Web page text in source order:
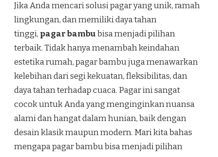
Jika Anda mencari solusi pagar yang unik, ramah
lingkungan, dan memiliki daya tahan
tinggi, pagar bambubisa menjadi pilihan
terbaik. Tidak hanya menambah keindahan
estetika rumah, pagar bambu juga menawarkan
kelebihan dari segi kekuatan, fleksibilitas, dan
daya tahan terhadap cuaca. Pagar ini sangat
cocok untuk Anda yang menginginkan nuansa
alami dan hangat dalam hunian, baik dengan
desain klasik maupun modern. Mari kita bahas
mengapa pagar bambu bisa menjadi pilihan